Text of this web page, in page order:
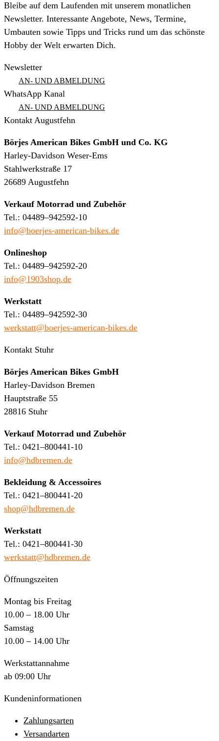
Bleibe auf dem Laufenden mit unserem monatlichen
Newsletter. Interessante Angebote, News, Termine,
Umbauten sowie Tipps und Tricks rund um das schönste
Hobby der Welt erwarten Dich.
Newsletter
AN- UND ABMELDUNG
WhatsApp Kanal
AN- UND ABMELDUNG
Kontakt Augustfehn
Börjes American Bikes GmbH und Co. KG
Harley-Davidson Weser-Ems
Stahlwerkstraße 17
26689 Augustfehn
Verkauf Motorrad und Zubehör
Tel.: 04489–942592-10
info@boerjes-american-bikes.de
Onlineshop
Tel.: 04489–942592-20
info@1903shop.de
Werkstatt
Tel.: 04489–942592-30
werkstatt@boerjes-american-bikes.de
Kontakt Stuhr
Börjes American Bikes GmbH
Harley-Davidson Bremen
Hauptstraße 55
28816 Stuhr
Verkauf Motorrad und Zubehör
Tel.: 0421–800441-10
info@hdbremen.de
Bekleidung & Accessoires
Tel.: 0421–800441-20
shop@hdbremen.de
Werkstatt
Tel.: 0421–800441-30
werkstatt@hdbremen.de
Öffnungszeiten
Montag bis Freitag
10.00 – 18.00 Uhr
Samstag
10.00 – 14.00 Uhr
Werkstattannahme
ab 09:00 Uhr
Kundeninformationen
Zahlungsarten
Versandarten